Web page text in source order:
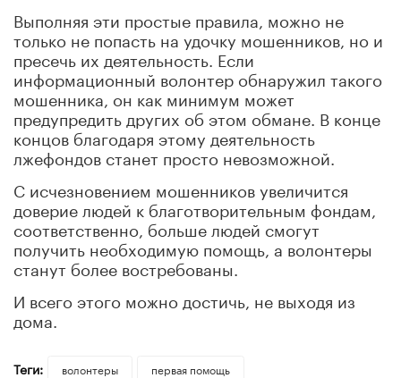
Выполняя эти простые правила, можно не
только не попасть на удочку мошенников, но и
пресечь их деятельность. Если
информационный волонтер обнаружил такого
мошенника, он как минимум может
предупредить других об этом обмане. В конце
концов благодаря этому деятельность
лжефондов станет просто невозможной.
С исчезновением мошенников увеличится
доверие людей к благотворительным фондам,
соответственно, больше людей смогут
получить необходимую помощь, а волонтеры
станут более востребованы.
И всего этого можно достичь, не выходя из
дома.
Теги: волонтеры первая помощь